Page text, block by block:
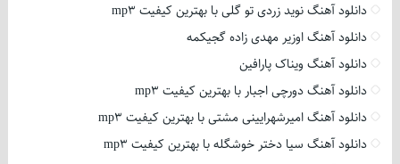
دانلود آهنگ نوید زردی تو گلی با بهترین کیفیت mp3
دانلود آهنگ اوزیر مهدی زاده گجیکمه
دانلود آهنگ ویناک پارافین
دانلود آهنگ دورچی اجبار با بهترین کیفیت mp3
دانلود آهنگ امیرشهرایینی مشتی با بهترین کیفیت mp3
دانلود آهنگ سیا دختر خوشگله با بهترین کیفیت mp3